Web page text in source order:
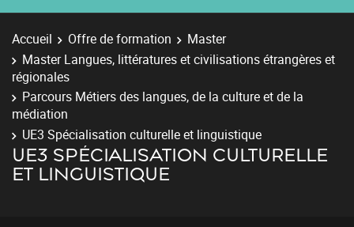
Accueil Offre de formation
Master
Master Langues, littératures et civilisations étrangères et
régionales
Parcours Métiers des langues, de la culture et de la
médiation
UE3 Spécialisation culturelle et linguistique
UE3 SPÉCIALISATION CULTURELLE
ET LINGUISTIQUE